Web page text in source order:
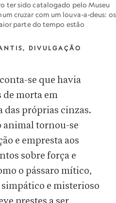
ter sido catalogado pelo Museu
cruzar com um louva-a-deus: os
parte do tempo estão
DIVULGAÇÃO
se que havia
de morta em
das próprias cinzas.
animal tornou-se
e empresta aos
sobre força e
o pássaro mítico,
e misterioso